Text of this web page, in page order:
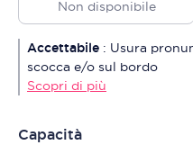
Non disponibile
Accettabile : Usura
scocca e/o sul bordo
Scopri di più
Capacità